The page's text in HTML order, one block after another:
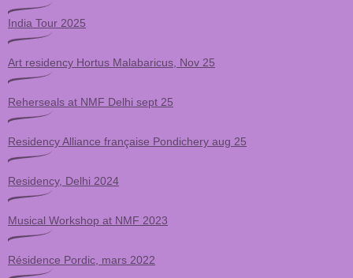
India Tour 2025
Art residency Hortus Malabaricus, Nov 25
Reherseals at NMF Delhi sept 25
Residency Alliance française Pondichery aug 25
Residency, Delhi 2024
Musical Workshop at NMF 2023
Résidence Pordic, mars 2022